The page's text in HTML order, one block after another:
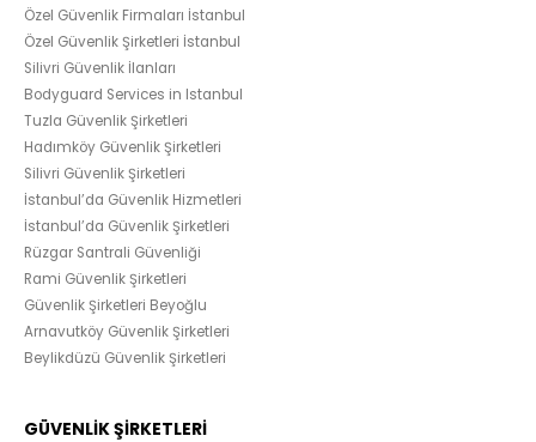
Özel Güvenlik Firmaları İstanbul
Özel Güvenlik Şirketleri İstanbul
Silivri Güvenlik İlanları
Bodyguard Services in Istanbul
Tuzla Güvenlik Şirketleri
Hadımköy Güvenlik Şirketleri
Silivri Güvenlik Şirketleri
İstanbul’da Güvenlik Hizmetleri
İstanbul’da Güvenlik Şirketleri
Rüzgar Santrali Güvenliği
Rami Güvenlik Şirketleri
Güvenlik Şirketleri Beyoğlu
Arnavutköy Güvenlik Şirketleri
Beylikdüzü Güvenlik Şirketleri
GÜVENLİK ŞİRKETLERİ